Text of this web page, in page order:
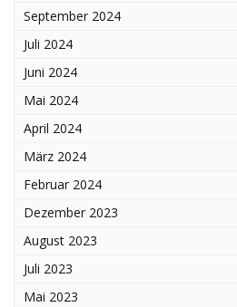
September 2024
Juli 2024
Juni 2024
Mai 2024
April 2024
März 2024
Februar 2024
Dezember 2023
August 2023
Juli 2023
Mai 2023